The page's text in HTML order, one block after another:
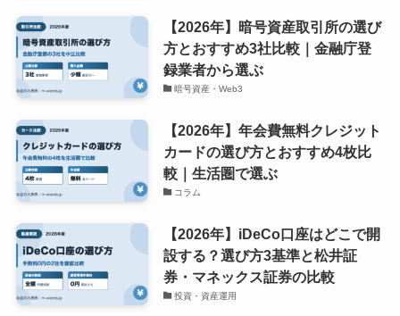
【2026年】暗号資産取引所の選び
方とおすすめ3社比較｜金融庁登
録業者から選ぶ
暗号資産・Web3
【2026年】年会費無料クレジット
カードの選び方とおすすめ4枚比
較｜生活圏で選ぶ
コラム
【2026年】iDeCo口座はどこで開
設する？選び方3基準と松井証
券・マネックス証券の比較
投資・資産運用